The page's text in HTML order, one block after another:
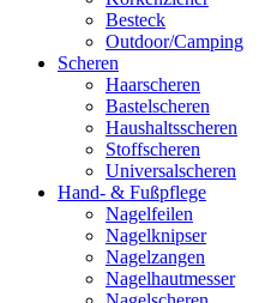
Besteck
Outdoor/Camping
Scheren
Haarscheren
Bastelscheren
Haushaltsscheren
Stoffscheren
Universalscheren
Hand- & Fußpflege
Nagelfeilen
Nagelknipser
Nagelzangen
Nagelhautmesser